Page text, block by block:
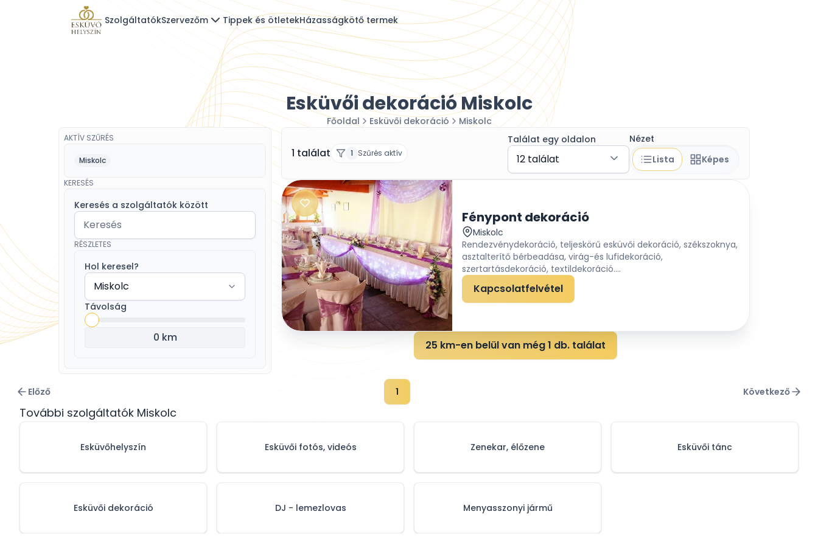
SzolgáltatókSzervezőm Tippek és ötletekHázasságkötő termek
Esküvői dekoráció Miskolc
Főoldal Esküvői dekoráció Miskolc
AKTÍV SZŰRÉS
Miskolc
KERESÉS
Keresés a szolgáltatók között
RÉSZLETES
Hol keresel?
Távolság
0 km
1 találat 1 Szűrés aktív
Találat egy oldalon
12 találat
Nézet
Lista
Képes
Fénypont dekoráció
Miskolc
Rendezvénydekoráció, teljeskörű esküvői dekoráció, székszoknya,
asztalterítő bérbeadása, virág-és lufidekoráció,
szertartásdekoráció, textildekoráció....
Kapcsolatfelvétel
25 km-en belül van még 1 db. találat
Előző 1 Következő
További szolgáltatók Miskolc
Esküvőhelyszín
Esküvői dekoráció
Esküvői fotós, videós
DJ - lemezlovas
Zenekar, élőzene
Menyasszonyi jármű
Esküvői tánc